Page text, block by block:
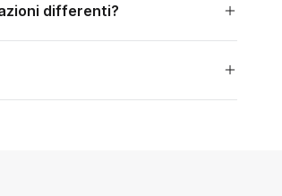
differenti?